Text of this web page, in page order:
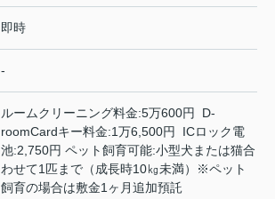
即時
-
ルームクリーニング料金:5万600円 D-
roomCardキー料金:1万6,500円 ICロック電
池:2,750円 ペット飼育可能:小型犬または猫合
わせて1匹まで（成長時10㎏未満）※ペット
飼育の場合は敷金1ヶ月追加預託